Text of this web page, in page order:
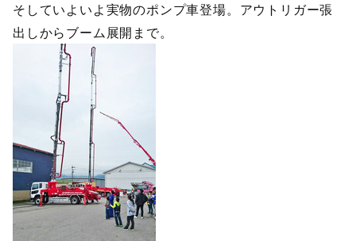
そしていよいよ実物のポンプ車登場。アウトリガー張
出しからブーム展開まで。